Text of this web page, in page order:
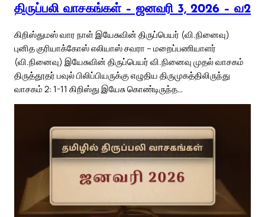
திருப்பலி வாசகங்கள் – ஜனவரி 3, 2026 – வ2
கிறிஸ்துமஸ் வார நாள் இயேசுவின் திருப்பெயர் (வி.நினைவு)
புனித குரியாக்கோஸ் எலியாஸ் சவரா – மறைப்பணியாளர்
(வி.நினைவு) இயேசுவின் திருப்பெயர் வி.நினைவு முதல் வாசகம்
திருத்தூதர் பவுல் பிலிப்பியருக்கு எழுதிய திருமுகத்திலிருந்து
வாசகம் 2: 1-11 கிறிஸ்து இயேசு கொண்டிருந்த…